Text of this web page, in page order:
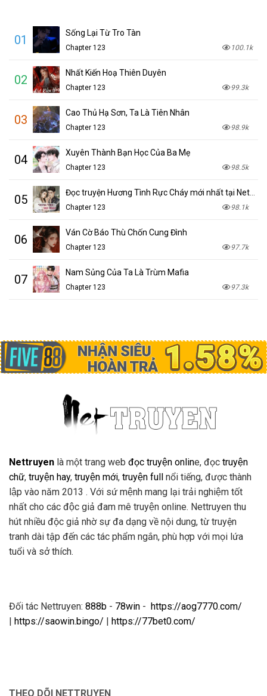
01 Sống Lại Từ Tro Tàn
Chapter 123 100.1k
02 Nhất Kiến Hoạ Thiên Duyên
Chapter 123 99.3k
03 Cao Thủ Hạ Sơn, Ta Là Tiên Nhân
Chapter 123 98.9k
04 Xuyên Thành Bạn Học Của Ba Mẹ
Chapter 123 98.5k
05 Đọc truyện Hương Tình Rực Cháy mới nhất tại NetTruyen
Chapter 123 98.1k
06 Ván Cờ Báo Thù Chốn Cung Đình
Chapter 123 97.7k
07 Nam Sủng Của Ta Là Trùm Mafia
Chapter 123 97.3k
Nettruyen là một trang web đọc truyện online, đọc truyện
chữ, truyện hay, truyện mới, truyện full nổi tiếng, được thành
lập vào năm 2013 . Với sứ mệnh mang lại trải nghiệm tốt
nhất cho các độc giả đam mê truyện online. Nettruyen thu
hút nhiều độc giả nhờ sự đa dạng về nội dung, từ truyện
tranh dài tập đến các tác phẩm ngắn, phù hợp với mọi lứa
tuổi và sở thích.
Đối tác Nettruyen: 888b - 78win - https://aog7770.com/
| https://saowin.bingo/ | https://77bet0.com/
THEO DÕI NETTRUYEN